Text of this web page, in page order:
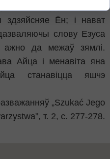
здзяйсняе Ён; і нават
слову Езуса
ажно да межаў зямлі.
Айца і менавіта яна
станавіцца яшчэ
„Szukać Jego
т. 2, с. 277-278.